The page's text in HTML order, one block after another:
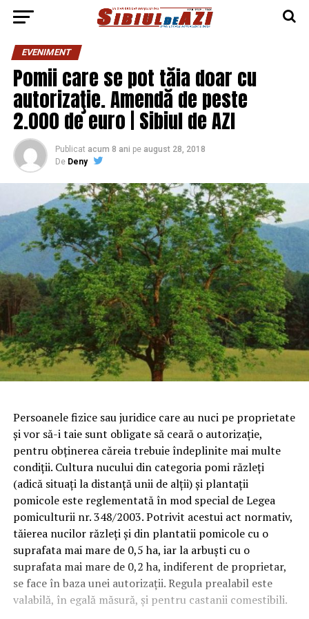
EVENIMENT
Pomii care se pot tăia doar cu
autorizaţie. Amendă de peste
2.000 de euro | Sibiul de AZI
Publicat acum 8 ani pe august 28, 2018
De Deny
Persoanele fizice sau juridice care au nuci pe proprietate
şi vor să-i taie sunt obligate să ceară o autorizaţie,
pentru obţinerea căreia trebuie îndeplinite mai multe
condiţii. Cultura nucului din categoria pomi răzleţi
(adică situaţi la distanţă unii de alţii) şi plantaţii
pomicole este reglementată în mod special de Legea
pomiculturii nr. 348/2003. Potrivit acestui act normativ,
tăierea nucilor răzleţi şi din plantatii pomicole cu o
suprafata mai mare de 0,5 ha, iar la arbuşti cu o
suprafata mai mare de 0,2 ha, indiferent de proprietar,
se face în baza unei autorizaţii.Regula prealabil este
valabilă, în egală măsură, şi pentru castanii comestibili.